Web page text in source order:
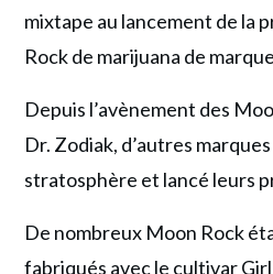
mixtape au lancement de la
Rock de marijuana de
Depuis l’avènement des
Dr. Zodiak, d’autres
stratosphère et lancé leurs
De nombreux Moon Rock
fabriqués avec le cultivar